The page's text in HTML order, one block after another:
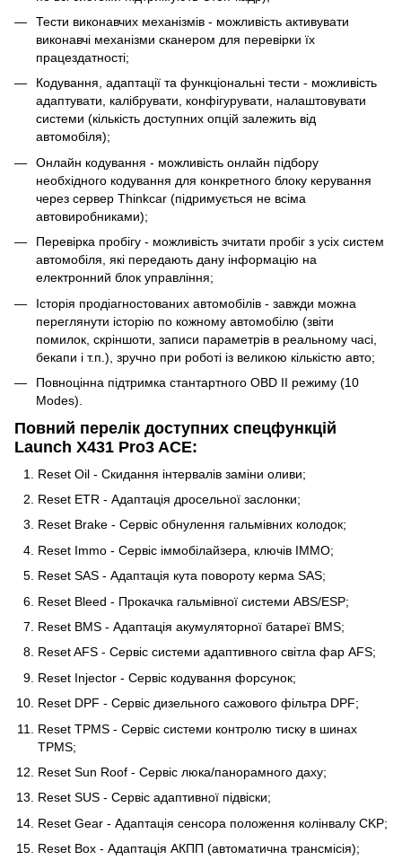
Тести виконавчих механізмів - можливість активувати
виконавчі механізми сканером для перевірки їх
працездатності;
Кодування, адаптації та функціональні тести - можливість
адаптувати, калібрувати, конфігурувати, налаштовувати
системи (кількість доступних опцій залежить від
автомобіля);
Онлайн кодування - можливість онлайн підбору
необхідного кодування для конкретного блоку керування
через сервер Thinkcar (підримується не всіма
автовиробниками);
Перевірка пробігу - можливість зчитати пробіг з усіх систем
автомобіля, які передають дану інформацію на
електронний блок управління;
Історія продіагностованих автомобілів - завжди можна
переглянути історію по кожному автомобілю (звіти
помилок, скріншоти, записи параметрів в реальному часі,
бекапи і т.п.), зручно при роботі із великою кількістю авто;
Повноцінна підтримка стантартного OBD II режиму (10
Modes).
Повний перелік доступних спецфункцій
Launch X431 Pro3 ACE:
Reset Oil - Скидання інтервалів заміни оливи;
Reset ETR - Адаптація дросельної заслонки;
Reset Brake - Сервіс обнулення гальмівних колодок;
Reset Immo - Сервіс іммобілайзера, ключів IMMO;
Reset SAS - Адаптація кута повороту керма SAS;
Reset Bleed - Прокачка гальмівної системи ABS/ESP;
Reset BMS - Адаптація акумуляторної батареї BMS;
Reset AFS - Сервіс системи адаптивного світла фар AFS;
Reset Injector - Cервіс кодування форсунок;
Reset DPF - Сервіс дизельного сажового фільтра DPF;
Reset TPMS - Сервіс системи контролю тиску в шинах
TPMS;
Reset Sun Roof - Сервіс люка/панорамного даху;
Reset SUS - Сервіс адаптивної підвіски;
Reset Gear - Адаптація сенсора положення колінвалу CKP;
Reset Box - Адаптація АКПП (автоматична трансмісія);